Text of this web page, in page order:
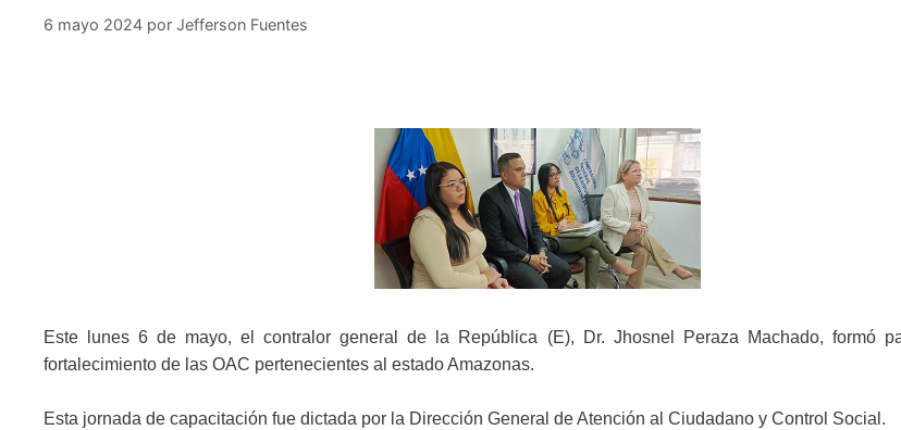
6 mayo 2024 por Jefferson Fuentes
Este lunes 6 de mayo, el contralor general de la República (E), Dr. Jhosnel Peraza Machado, formó
fortalecimiento de las OAC pertenecientes al estado Amazonas.
Esta jornada de capacitación fue dictada por la Dirección General de Atención al Ciudadano y Control Social.